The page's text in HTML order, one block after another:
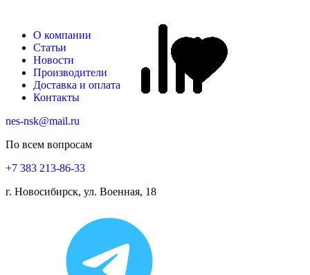
О компании
Статьи
Новости
Производители
Доставка и оплата
Контакты
nes-nsk@mail.ru
По всем вопросам
+7 383 213-86-33
г. Новосибирск, ул. Военная, 18